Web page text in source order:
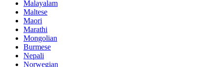
Malayalam
Maltese
Maori
Marathi
Mongolian
Burmese
Nepali
Norwegian